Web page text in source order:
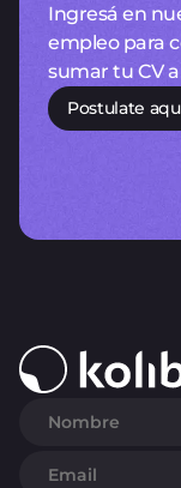
Ingresá en
empleo para
sumar tu CV
Postulate